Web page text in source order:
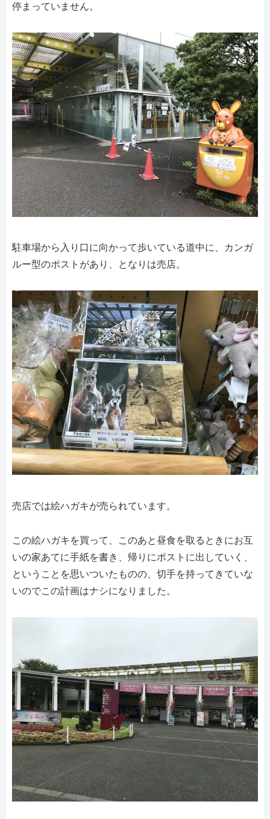
停まっていません。
駐車場から入り口に向かって歩いている道中に、カンガ
ルー型のポストがあり、となりは売店。
売店では絵ハガキが売られています。
この絵ハガキを買って、このあと昼食を取るときにお互
いの家あてに手紙を書き、帰りにポストに出していく、
ということを思いついたものの、切手を持ってきていな
いのでこの計画はナシになりました。